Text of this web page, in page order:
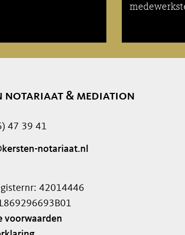
notariaat & mediation
47 39 41
notariaat.nl
42014446
voorwaarden